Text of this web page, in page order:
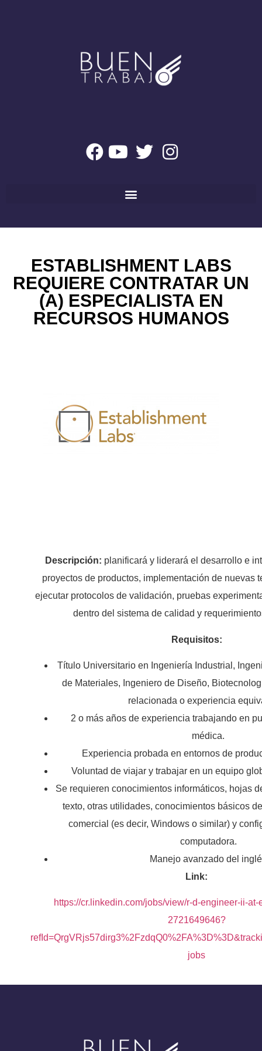
ESTABLISHMENT LABS
REQUIERE CONTRATAR UN
(A) ESPECIALISTA EN
RECURSOS HUMANOS
Descripción: planificará y liderará el desarrollo e
proyectos de productos, implementación de nuevas
ejecutar protocolos de validación, pruebas
dentro del sistema de calidad y
Requisitos:
Título Universitario en Ingeniería Industrial,
de Materiales, Ingeniero de Diseño,
relacionada o experiencia
2 o más años de experiencia trabajando en
médica.
Experiencia probada en entornos de
Voluntad de viajar y trabajar en un equipo
Se requieren conocimientos informáticos, hojas
texto, otras utilidades, conocimientos básicos
comercial (es decir, Windows o similar) y
computadora.
Manejo avanzado del
Link:
https://cr.linkedin.com/jobs/view/r-d-engineer-ii-
2721649646?
jobs